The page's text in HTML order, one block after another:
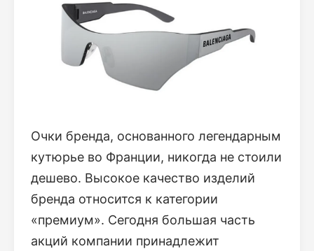
Очки бренда, основанного легендарным
кутюрье во Франции, никогда не стоили
дешево. Высокое качество изделий
бренда относится к категории
«премиум». Сегодня большая часть
акций компании принадлежит